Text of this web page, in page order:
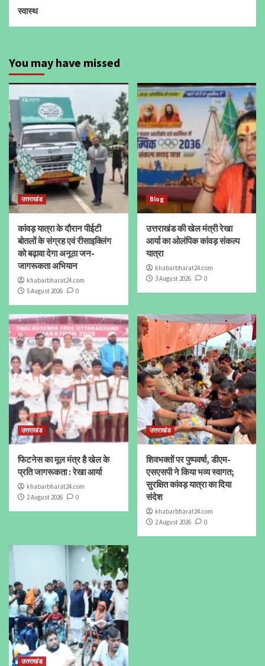
स्वास्थ
You may have missed
उत्तराखंड
कांवड़ यात्रा के दौरान पीईटी
बोतलों के संग्रह एवं रीसाइक्लिंग
को बढ़ावा देगा अनूठा जन-
जागरूकता अभियान
khabarbharat24.com
5 August 2026
0
Blog
उत्तराखंड की खेल मंत्री रेखा
आर्या का ओलंपिक कांवड़ संकल्प
यात्रा
khabarbharat24.com
3 August 2026
0
उत्तराखंड
फिटनेस का मूल मंत्र है खेल के
प्रति जागरूकता : रेखा आर्या
khabarbharat24.com
2 August 2026
0
उत्तराखंड
शिवभक्तों पर पुष्पवर्षा, डीएम-
एसएसपी ने किया भव्य स्वागत;
सुरक्षित कांवड़ यात्रा का दिया
संदेश
khabarbharat24.com
2 August 2026
0
उत्तराखंड